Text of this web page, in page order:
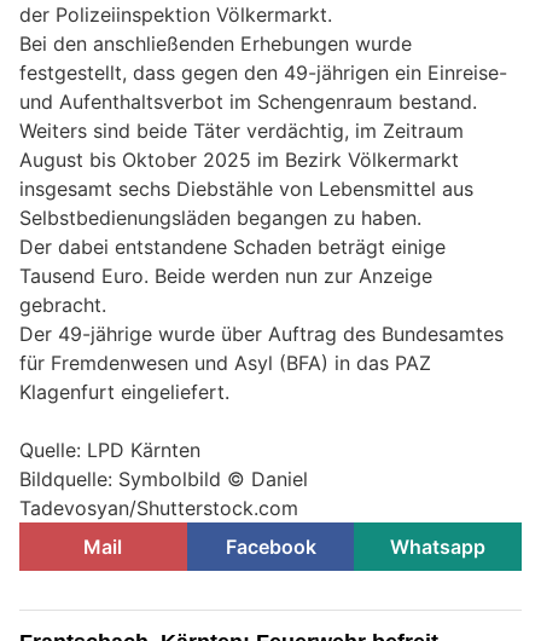
der Polizeiinspektion Völkermarkt.
Bei den anschließenden Erhebungen wurde
festgestellt, dass gegen den 49-jährigen ein Einreise-
und Aufenthaltsverbot im Schengenraum bestand.
Weiters sind beide Täter verdächtig, im Zeitraum
August bis Oktober 2025 im Bezirk Völkermarkt
insgesamt sechs Diebstähle von Lebensmittel aus
Selbstbedienungsläden begangen zu haben.
Der dabei entstandene Schaden beträgt einige
Tausend Euro. Beide werden nun zur Anzeige
gebracht.
Der 49-jährige wurde über Auftrag des Bundesamtes
für Fremdenwesen und Asyl (BFA) in das PAZ
Klagenfurt eingeliefert.
Quelle: LPD Kärnten
Bildquelle: Symbolbild © Daniel
Tadevosyan/Shutterstock.com
Mail
Facebook Whatsapp